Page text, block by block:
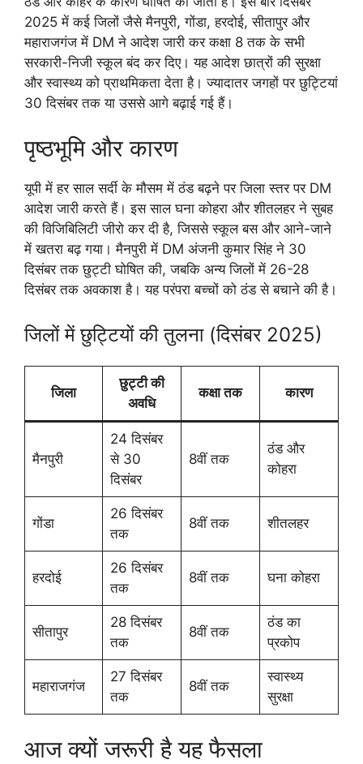
2025 में कई जिलों जैसे मैनपुरी, गोंडा, हरदोई, सीतापुर और
महाराजगंज में DM ने आदेश जारी कर कक्षा 8 तक के सभी
सरकारी-निजी स्कूल बंद कर दिए। यह आदेश छात्रों की सुरक्षा
और स्वास्थ्य को प्राथमिकता देता है। ज्यादातर जगहों पर छुट्टियां
30 दिसंबर तक या उससे आगे बढ़ाई गई हैं।
पृष्ठभूमि और कारण
यूपी में हर साल सर्दी के मौसम में ठंड बढ़ने पर जिला स्तर पर DM
आदेश जारी करते हैं। इस साल घना कोहरा और शीतलहर ने सुबह
की विजिबिलिटी जीरो कर दी है, जिससे स्कूल बस और आने-जाने
में खतरा बढ़ गया। मैनपुरी में DM अंजनी कुमार सिंह ने 30
दिसंबर तक छुट्टी घोषित की, जबकि अन्य जिलों में 26-28
दिसंबर तक अवकाश है। यह परंपरा बच्चों को ठंड से बचाने की है।
जिलों में छुट्टियों की तुलना (दिसंबर 2025)
जिला
छुट्टी की
अवधि
कक्षा तक कारण
मैनपुरी
24 दिसंबर
से 30
दिसंबर
8वीं तक
ठंड और
कोहरा
गोंडा
26 दिसंबर
तक
8वीं तक शीतलहर
हरदोई
26 दिसंबर
तक
8वीं तक घना कोहरा
सीतापुर
28 दिसंबर
तक
8वीं तक
ठंड का
प्रकोप
महाराजगंज
27 दिसंबर
तक
8वीं तक
स्वास्थ्य
सुरक्षा
आज क्यों जरूरी है यह फैसला